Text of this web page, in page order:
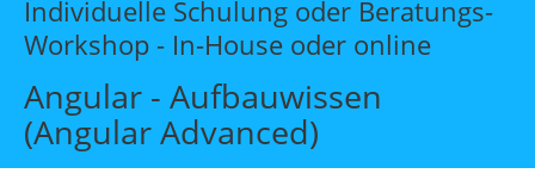
Themen
Individuelle Schulungen
Individuelle Schulung oder Beratungs-
Workshop - In-House oder online
Angular - Aufbauwissen
(Angular Advanced)